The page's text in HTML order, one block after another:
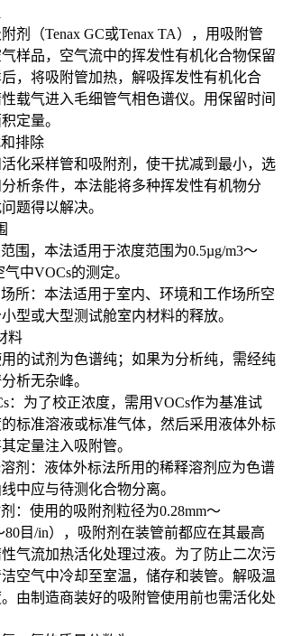
（Tenax GC或Tenax TA），用吸附管
样品，空气流中的挥发性有机化合物保留
，将吸附管加热，解吸挥发性有机化合
载气进入毛细管气相色谱仪。用保留时间
定量。
排除
采样管和吸附剂，使干扰减到最小，选
析条件，本法能将多种挥发性有机物分
题得以解决。
，本法适用于浓度范围为0.5µg/m3～
中VOCs的测定。
：本法适用于室内、环境和工作场所空
型或大型测试舱室内材料的释放。
料
试剂为色谱纯；如果为分析纯，需经纯
析无杂峰。
为了校正浓度，需用VOCs作为基准试
标准溶液或标准气体，然后采用液体外标
定量注入吸附管。
：液体外标法所用的稀释溶剂应为色谱
中应与待测化合物分离。
使用的吸附剂粒径为0.28mm～
80目/in），吸附剂在装管前都应在其最高
气流加热活化处理过液。为了防止二次污
空气中冷却至室温，储存和装管。解吸温
由制造商装好的吸附管使用前也需活化处